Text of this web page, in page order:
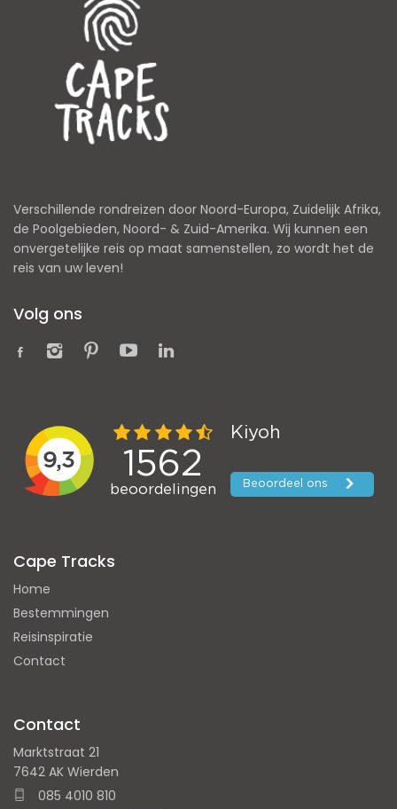
Verschillende rondreizen door Noord-Europa, Zuidelijk Afrika,
de Poolgebieden, Noord- & Zuid-Amerika. Wij kunnen een
onvergetelijke reis op maat samenstellen, zo wordt het de
reis van uw leven!
Volg ons
Cape Tracks
Home
Bestemmingen
Reisinspiratie
Contact
Contact
Marktstraat 21
7642 AK Wierden
085 4010 810